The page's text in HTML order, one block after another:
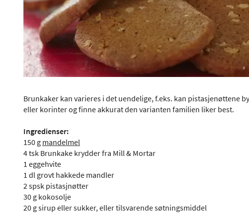
Brunkaker kan varieres i det uendelige, f.eks. kan pistasjenøttene
eller korinter og finne akkurat den varianten familien liker best.
Ingredienser:
150 g mandelmel
4 tsk Brunkake krydder fra Mill & Mortar
1 eggehvite
1 dl grovt hakkede mandler
2 spsk pistasjnøtter
30 g kokosolje
20 g sirup eller sukker, eller tilsvarende søtningsmiddel